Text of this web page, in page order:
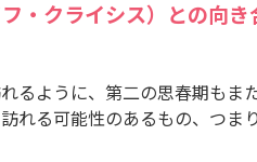
・クライシス）との向き
るように、第二の思春期もま
れる可能性のあるもの、つまり